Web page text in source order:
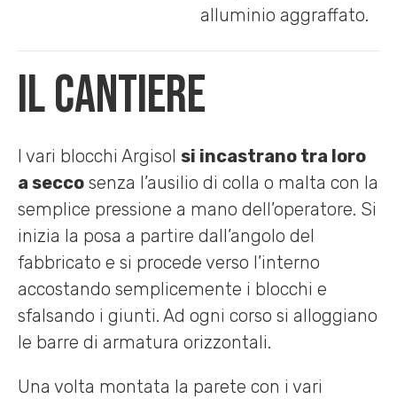
alluminio aggraffato.
Il cantiere
I vari blocchi Argisol si incastrano tra loro
a secco senza l’ausilio di colla o malta con la
semplice pressione a mano dell’operatore. Si
inizia la posa a partire dall’angolo del
fabbricato e si procede verso l’interno
accostando semplicemente i blocchi e
sfalsando i giunti. Ad ogni corso si alloggiano
le barre di armatura orizzontali.
Una volta montata la parete con i vari